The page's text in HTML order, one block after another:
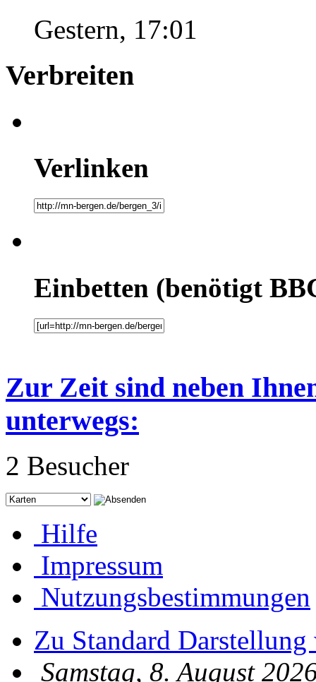
Gestern, 17:01
Verbreiten
Verlinken
Einbetten (benötigt
Zur Zeit sind neben
unterwegs:
2 Besucher
Hilfe
Impressum
Nutzungsbestimmungen
Zu Standard Darstellung
Samstag, 8. August